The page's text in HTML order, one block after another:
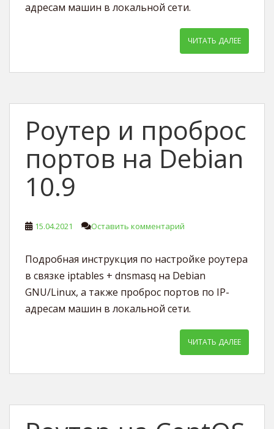
адресам машин в локальной сети.
ЧИТАТЬ ДАЛЕЕ
Роутер и проброс
портов на Debian
10.9
15.04.2021 Оставить комментарий
Подробная инструкция по настройке роутера
в связке iptables + dnsmasq на Debian
GNU/Linux, а также проброс портов по IP-
адресам машин в локальной сети.
ЧИТАТЬ ДАЛЕЕ